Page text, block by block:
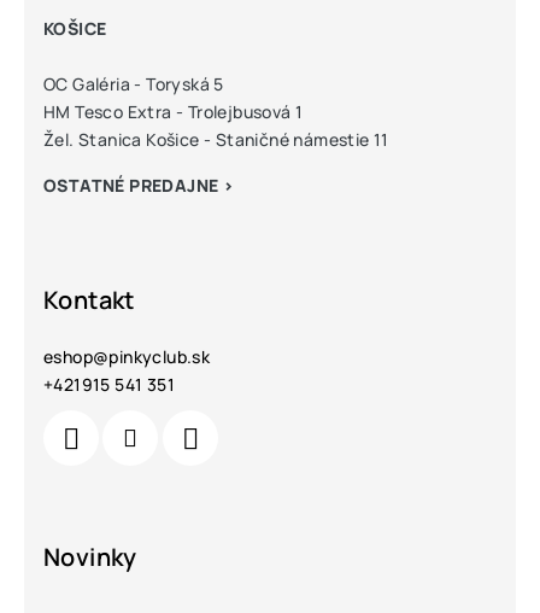
KOŠICE
OC Galéria - Toryská 5
HM Tesco Extra - Trolejbusová 1
Žel. Stanica Košice - Staničné námestie 11
OSTATNÉ PREDAJNE >
Kontakt
eshop@pinkyclub.sk
+421915 541 351
Novinky